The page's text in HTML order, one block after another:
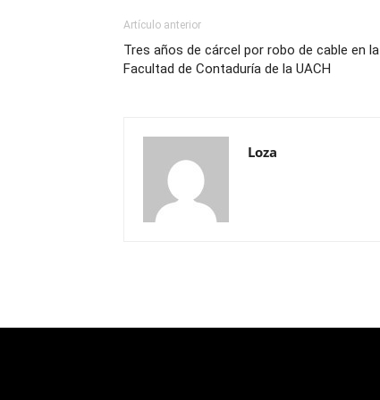
Artículo anterior
Tres años de cárcel por robo de cable en la
Facultad de Contaduría de la UACH
Loza